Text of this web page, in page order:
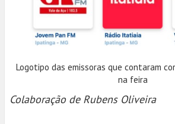
Logotipo das emissoras que contaram
na feira
Colaboração de Rubens Oliveira